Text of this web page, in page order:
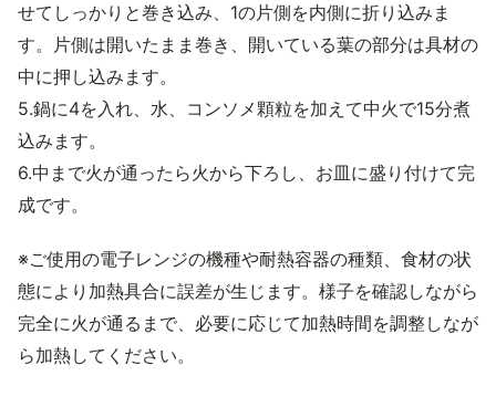
せてしっかりと巻き込み、1の片側を内側に折り込みま
す。片側は開いたまま巻き、開いている葉の部分は具材の
中に押し込みます。
5.鍋に4を入れ、水、コンソメ顆粒を加えて中火で15分煮
込みます。
6.中まで火が通ったら火から下ろし、お皿に盛り付けて完
成です。
※ご使用の電子レンジの機種や耐熱容器の種類、食材の状
態により加熱具合に誤差が生じます。様子を確認しながら
完全に火が通るまで、必要に応じて加熱時間を調整しなが
ら加熱してください。